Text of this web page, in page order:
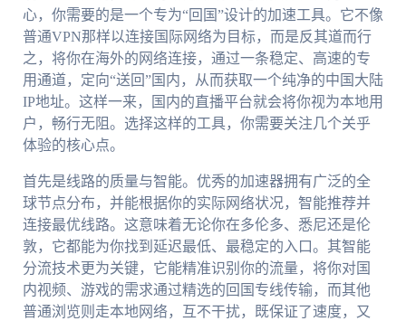
心，你需要的是一个专为“回国”设计的加速工具。它不像
普通VPN那样以连接国际网络为目标，而是反其道而行
之，将你在海外的网络连接，通过一条稳定、高速的专
用通道，定向“送回”国内，从而获取一个纯净的中国大陆
IP地址。这样一来，国内的直播平台就会将你视为本地用
户，畅行无阻。选择这样的工具，你需要关注几个关乎
体验的核心点。
首先是线路的质量与智能。优秀的加速器拥有广泛的全
球节点分布，并能根据你的实际网络状况，智能推荐并
连接最优线路。这意味着无论你在多伦多、悉尼还是伦
敦，它都能为你找到延迟最低、最稳定的入口。其智能
分流技术更为关键，它能精准识别你的流量，将你对国
内视频、游戏的需求通过精选的回国专线传输，而其他
普通浏览则走本地网络，互不干扰，既保证了速度，又